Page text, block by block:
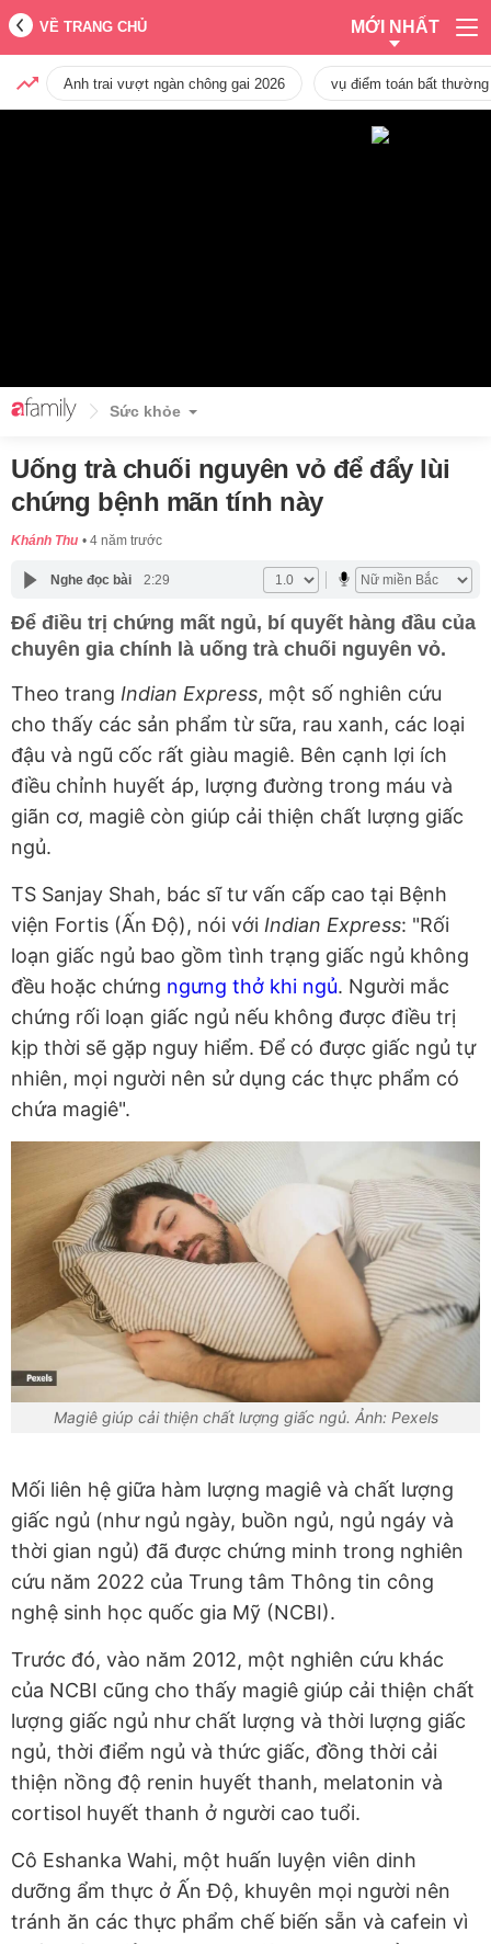
VỀ TRANG CHỦ MỚI NHẤT
Anh trai vượt ngàn chông gai 2026 vụ điểm toán bất
Sức khỏe
Uống trà chuối nguyên vỏ để đẩy lùi
chứng bệnh mãn tính này
Khánh Thu 4 năm trước
Nghe đọc bài 2:29
Để điều trị chứng mất ngủ, bí quyết hàng đầu của
chuyên gia chính là uống trà chuối nguyên vỏ.
Theo trang Indian Express, một số nghiên cứu
cho thấy các sản phẩm từ sữa, rau xanh, các loại
đậu và ngũ cốc rất giàu magiê. Bên cạnh lợi ích
điều chỉnh huyết áp, lượng đường trong máu và
giãn cơ, magiê còn giúp cải thiện chất lượng giấc
ngủ.
TS Sanjay Shah, bác sĩ tư vấn cấp cao tại Bệnh
viện Fortis (Ấn Độ), nói với Indian Express: "Rối
loạn giấc ngủ bao gồm tình trạng giấc ngủ không
đều hoặc chứng ngưng thở khi ngủ. Người mắc
chứng rối loạn giấc ngủ nếu không được điều trị
kịp thời sẽ gặp nguy hiểm. Để có được giấc ngủ tự
nhiên, mọi người nên sử dụng các thực phẩm có
chứa magiê".
Magiê giúp cải thiện chất lượng giấc ngủ. Ảnh: Pexels
Mối liên hệ giữa hàm lượng magiê và chất lượng
giấc ngủ (như ngủ ngày, buồn ngủ, ngủ ngáy và
thời gian ngủ) đã được chứng minh trong nghiên
cứu năm 2022 của Trung tâm Thông tin công
nghệ sinh học quốc gia Mỹ (NCBI).
Trước đó, vào năm 2012, một nghiên cứu khác
của NCBI cũng cho thấy magiê giúp cải thiện chất
lượng giấc ngủ như chất lượng và thời lượng giấc
ngủ, thời điểm ngủ và thức giấc, đồng thời cải
thiện nồng độ renin huyết thanh, melatonin và
cortisol huyết thanh ở người cao tuổi.
Cô Eshanka Wahi, một huấn luyện viên dinh
dưỡng ẩm thực ở Ấn Độ, khuyên mọi người nên
tránh ăn các thực phẩm chế biến sẵn và cafein vì